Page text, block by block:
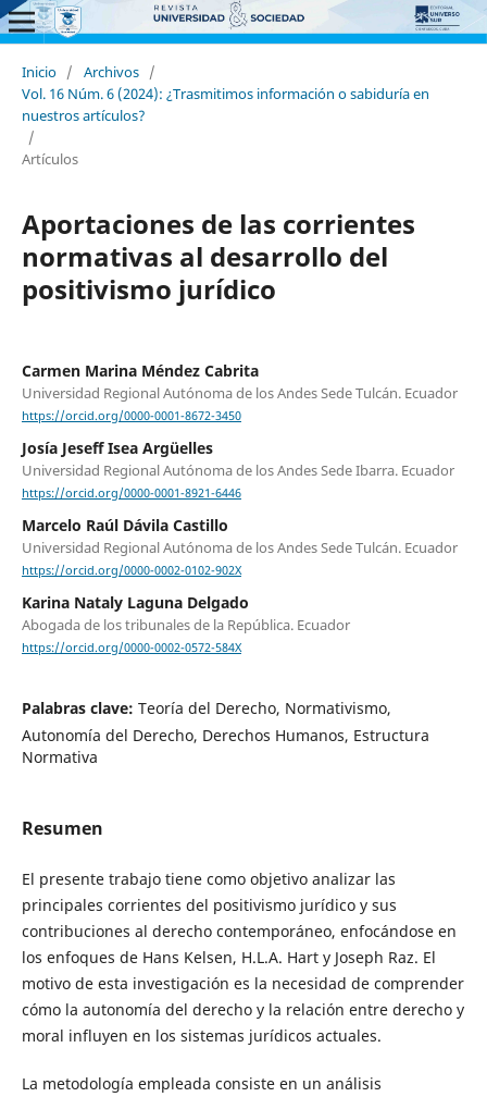
Inicio / Archivos /
Vol. 16 Núm. 6 (2024): ¿Trasmitimos información o sabiduría en
nuestros artículos?
/
Artículos
Aportaciones de las corrientes
normativas al desarrollo del
positivismo jurídico
Carmen Marina Méndez Cabrita
Universidad Regional Autónoma de los Andes Sede Tulcán. Ecuador
https://orcid.org/0000-0001-8672-3450
Josía Jeseff Isea Argüelles
Universidad Regional Autónoma de los Andes Sede Ibarra. Ecuador
https://orcid.org/0000-0001-8921-6446
Marcelo Raúl Dávila Castillo
Universidad Regional Autónoma de los Andes Sede Tulcán. Ecuador
https://orcid.org/0000-0002-0102-902X
Karina Nataly Laguna Delgado
Abogada de los tribunales de la República. Ecuador
https://orcid.org/0000-0002-0572-584X
Palabras clave: Teoría del Derecho, Normativismo,
Autonomía del Derecho, Derechos Humanos, Estructura
Normativa
Resumen
El presente trabajo tiene como objetivo analizar las
principales corrientes del positivismo jurídico y sus
contribuciones al derecho contemporáneo, enfocándose en
los enfoques de Hans Kelsen, H.L.A. Hart y Joseph Raz. El
motivo de esta investigación es la necesidad de comprender
cómo la autonomía del derecho y la relación entre derecho y
moral influyen en los sistemas jurídicos actuales.
La metodología empleada consiste en un análisis